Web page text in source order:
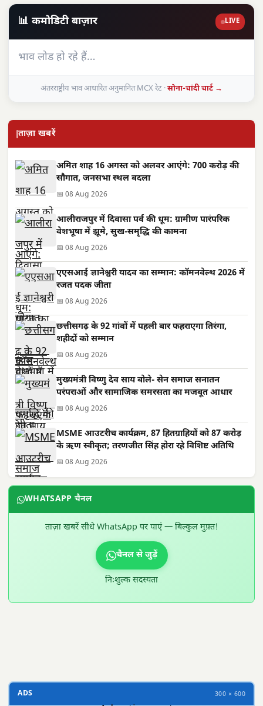
📊 कमोडिटी बाज़ार LIVE
भाव लोड हो रहे हैं…
अंतरराष्ट्रीय भाव आधारित अनुमानित MCX रेट ·सोना-चांदी चार्ट →
ताज़ा खबरें
अमित शाह 16 अगस्त को अलवर आएंगे: 700 करोड़ की
सौगात, जनसभा स्थल बदला
📅 08 Aug 2026
आलीराजपुर में दिवासा पर्व की धूम: ग्रामीण पारंपरिक
वेशभूषा में झूमे, सुख-समृद्धि की कामना
📅 08 Aug 2026
एएसआई ज्ञानेश्वरी यादव का सम्मान: कॉमनवेल्थ 2026 में
रजत पदक जीता
📅 08 Aug 2026
छत्तीसगढ़ के 92 गांवों में पहली बार फहराएगा तिरंगा,
शहीदों को सम्मान
📅 08 Aug 2026
मुख्यमंत्री विष्णु देव साय बोले- सेन समाज सनातन
परंपराओं और सामाजिक समरसता का मजबूत आधार
📅 08 Aug 2026
MSME आउटरीच कार्यक्रम, 87 हितग्राहियों को 87 करोड़
के ऋण स्वीकृत; तरणजीत सिंह होरा रहे विशिष्ट अतिथि
📅 08 Aug 2026
WHATSAPP चैनल
ताज़ा खबरें सीधे WhatsApp पर पाएं — बिल्कुल मुफ़्त!
चैनल से जुड़ें
निःशुल्क सदस्यता
ADS 300 × 600